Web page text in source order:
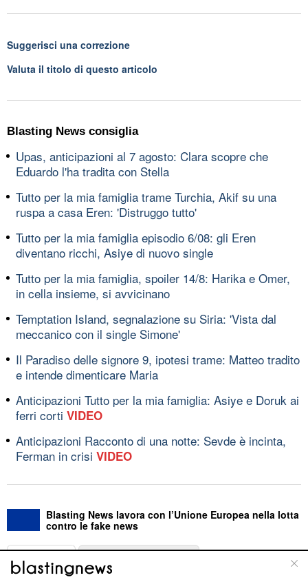
Suggerisci una correzione
Valuta il titolo di questo articolo
Blasting News consiglia
Upas, anticipazioni al 7 agosto: Clara scopre che
Eduardo l'ha tradita con Stella
Tutto per la mia famiglia trame Turchia, Akif su una
ruspa a casa Eren: 'Distruggo tutto'
Tutto per la mia famiglia episodio 6/08: gli Eren
diventano ricchi, Asiye di nuovo single
Tutto per la mia famiglia, spoiler 14/8: Harika e Omer,
in cella insieme, si avvicinano
Temptation Island, segnalazione su Siria: 'Vista dal
meccanico con il single Simone'
Il Paradiso delle signore 9, ipotesi trame: Matteo tradito
e intende dimenticare Maria
Anticipazioni Tutto per la mia famiglia: Asiye e Doruk ai
ferri corti VIDEO
Anticipazioni Racconto di una notte: Sevde è incinta,
Ferman in crisi VIDEO
Blasting News lavora con l’Unione Europea nella lotta
contro le fake news
ABOUT